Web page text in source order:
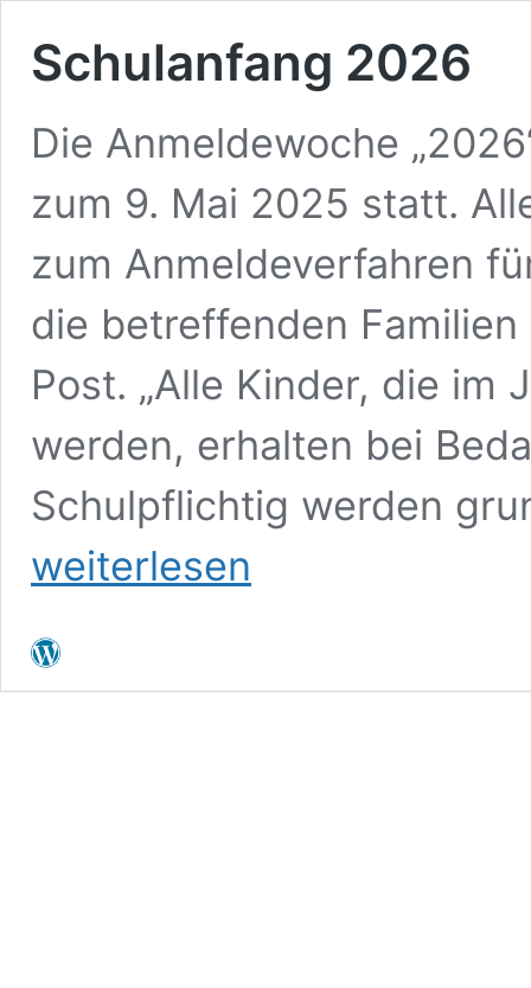
Schulanfang 2026
Die Anmeldewoche
zum 9. Mai 2025 statt.
zum Anmeldeverfahren
die betreffenden
Post. „Alle Kinder, die
werden, erhalten bei
Schulpflichtig werden
weiterlesen